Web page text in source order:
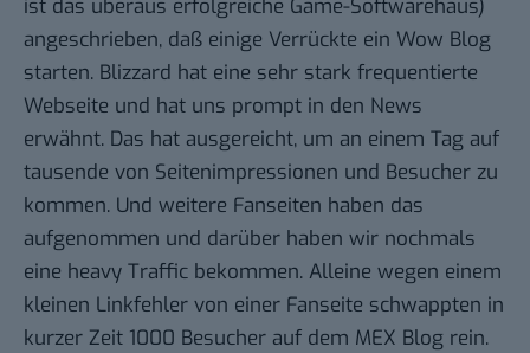
ist das überaus erfolgreiche Game-Softwarehaus)
angeschrieben, daß einige Verrückte ein Wow Blog
starten. Blizzard hat eine sehr stark frequentierte
Webseite und hat uns prompt in den News
erwähnt. Das hat ausgereicht, um an einem Tag auf
tausende von Seitenimpressionen und Besucher zu
kommen. Und weitere Fanseiten haben das
aufgenommen und darüber haben wir nochmals
eine heavy Traffic bekommen. Alleine wegen einem
kleinen Linkfehler von einer Fanseite schwappten in
kurzer Zeit 1000 Besucher auf dem MEX Blog rein.